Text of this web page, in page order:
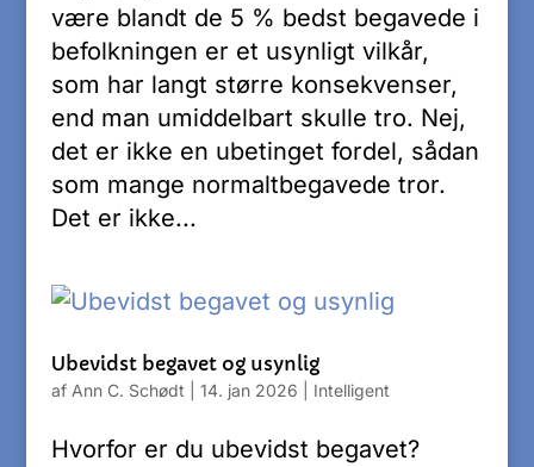
være blandt de 5 % bedst begavede i
befolkningen er et usynligt vilkår,
som har langt større konsekvenser,
end man umiddelbart skulle tro. Nej,
det er ikke en ubetinget fordel, sådan
som mange normaltbegavede tror.
Det er ikke...
Ubevidst begavet og usynlig
af Ann C. Schødt 14. jan 2026 Intelligent
Hvorfor er du ubevidst begavet?